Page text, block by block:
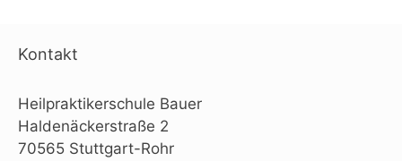
Kontakt
Heilpraktikerschule Bauer
Haldenäckerstraße 2
70565 Stuttgart-Rohr